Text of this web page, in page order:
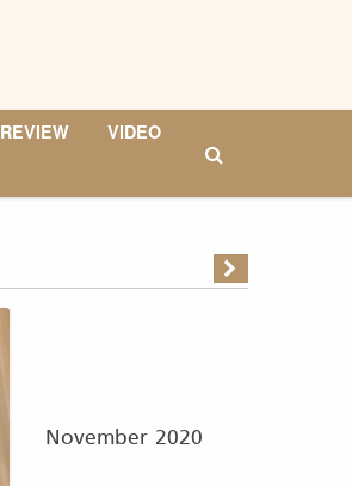
REVIEW
VIDEO
November 2020